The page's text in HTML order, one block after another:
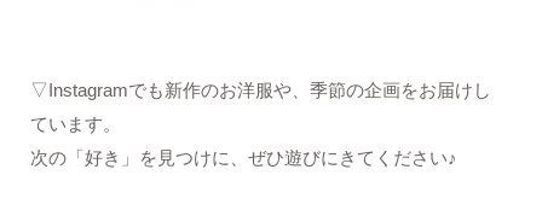
▽Instagramでも新作のお洋服や、季節の企画をお届けし
ています。
次の「好き」を見つけに、ぜひ遊びにきてください♪